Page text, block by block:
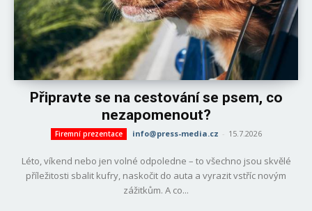
Připravte se na cestování se psem, co
nezapomenout?
Firemní prezentace info@press-media.cz - 15.7.2026
Léto, víkend nebo jen volné odpoledne – to všechno jsou skvělé
příležitosti sbalit kufry, naskočit do auta a vyrazit vstříc novým
zážitkům. A co...